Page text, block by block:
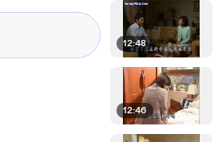
12:48
12:46